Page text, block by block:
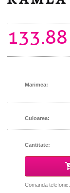
133.88
Marimea:
Culoarea:
Cantitate:
Comanda telefonic: